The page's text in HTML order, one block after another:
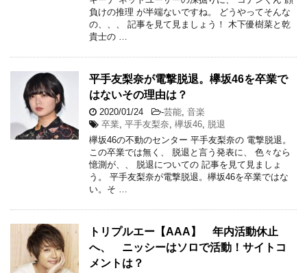
負けの推理 が半端ないですね。 どうやってそんな
の、、、 記事を見て見ましょう！ 木下優樹菜と乾
貴士の …
平手友梨奈が電撃脱退。欅坂46を卒業で
はないその理由は？
2020/01/24 -芸能 音楽
卒業 平手友梨奈 欅坂46 脱退
欅坂46の不動のセンター 平手友梨奈の 電撃脱退。
この卒業では無く、 脱退と言う発表に、 色々なら
憶測が、、 脱退についての 記事を見て見ましょ
う。 平手友梨奈が電撃脱退。欅坂46を卒業ではな
い。そ …
トリプルエー【AAA】 年内活動休止
へ、 ニッシーはソロで活動！サイトコ
メントは？